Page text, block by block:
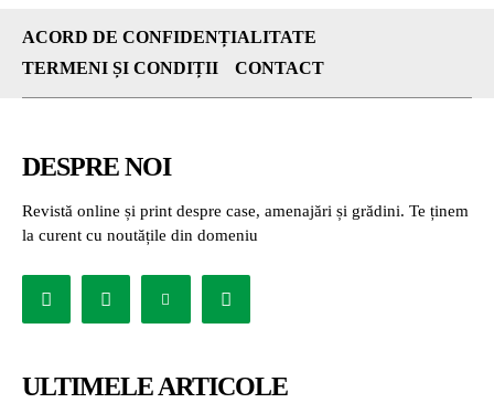
ACORD DE CONFIDENȚIALITATE
TERMENI ȘI CONDIȚII
CONTACT
DESPRE NOI
Revistă online și print despre case, amenajări și grădini. Te ținem
la curent cu noutățile din domeniu
ULTIMELE ARTICOLE